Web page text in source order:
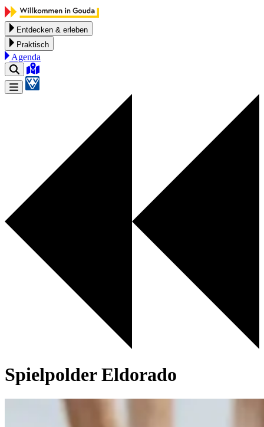
Zum Inhalt springen
Entdecken & erleben
Praktisch
Agenda
Spielpolder Eldorado